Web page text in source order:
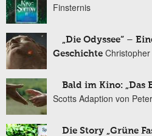
Finsternis
„Die Odyssee“ –
Geschichte
Bald im Kino: „Das
Scotts Adaption von
Die Story „Grüne